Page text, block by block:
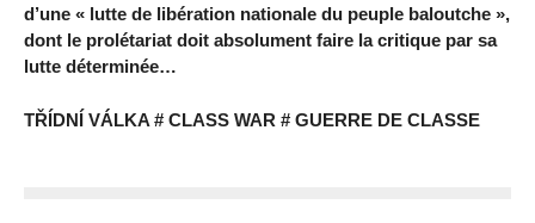
d’une « lutte de libération nationale du peuple baloutche »,
dont le prolétariat doit absolument faire la critique par sa
lutte déterminée…
TŘÍDNÍ VÁLKA # CLASS WAR # GUERRE DE CLASSE